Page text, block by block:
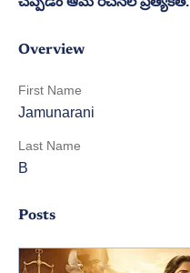
Overview
First Name
Jamunarani
Last Name
B
Posts